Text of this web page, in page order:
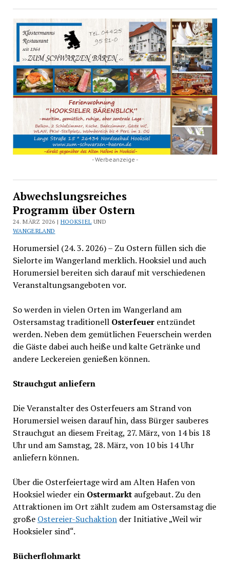
- Werbeanzeige -
Abwechslungsreiches
Programm über Ostern
24. MÄRZ 2026 | HOOKSIEL UND
WANGERLAND
Horumersiel (24. 3. 2026) – Zu Ostern füllen sich die
Sielorte im Wangerland merklich. Hooksiel und auch
Horumersiel bereiten sich darauf mit verschiedenen
Veranstaltungsangeboten vor.
So werden in vielen Orten im Wangerland am
Ostersamstag traditionell Osterfeuer entzündet
werden. Neben dem gemütlichen Feuerschein werden
die Gäste dabei auch heiße und kalte Getränke und
andere Leckereien genießen können.
Strauchgut anliefern
Die Veranstalter des Osterfeuers am Strand von
Horumersiel weisen darauf hin, dass Bürger sauberes
Strauchgut an diesem Freitag, 27. März, von 14 bis 18
Uhr und am Samstag, 28. März, von 10 bis 14 Uhr
anliefern können.
Über die Osterfeiertage wird am Alten Hafen von
Hooksiel wieder ein Ostermarkt aufgebaut. Zu den
Attraktionen im Ort zählt zudem am Ostersamstag die
große Ostereier-Suchaktionder Initiative „Weil wir
Hooksieler sind“.
Bücherflohmarkt